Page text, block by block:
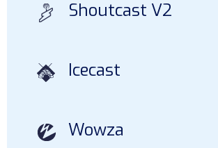
Shoutcast V2
Icecast
Wowza